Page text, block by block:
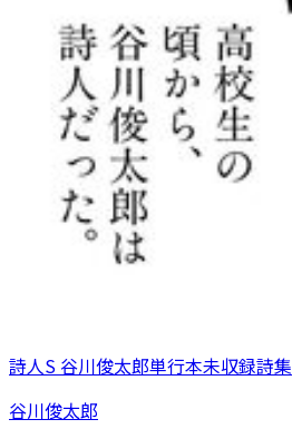
詩人S 谷川俊太郎単行本未収録詩集
谷川俊太郎